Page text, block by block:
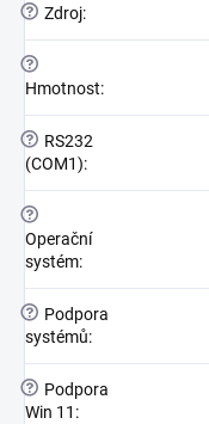
? Zdroj:
?
Hmotnost:
?
RS232
(COM1):
?
Operační
systém:
?
Podpora
systémů:
?
Podpora
Win 11 :